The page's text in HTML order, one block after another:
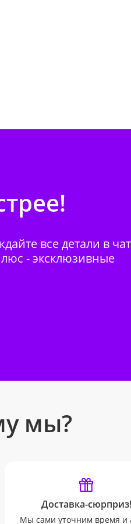
все детали в
- эксклюзивные
мы?
Доставка-сюрприз!
Мы сами уточним время и